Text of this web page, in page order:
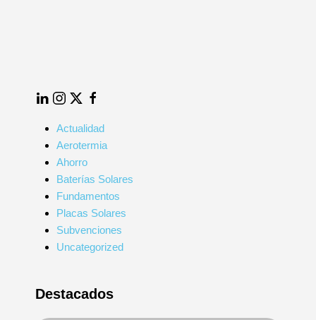
LinkedIn
Instagram
TwitterFacebook
Actualidad
Aerotermia
Ahorro
Baterías Solares
Fundamentos
Placas Solares
Subvenciones
Uncategorized
Destacados